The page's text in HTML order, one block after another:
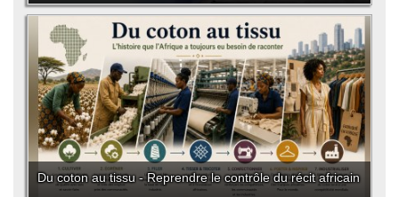
Du coton au tissu - Reprendre le contrôle du récit africain